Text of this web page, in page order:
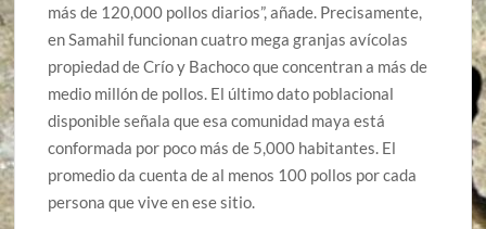
más de 120,000 pollos diarios”, añade. Precisamente,
en Samahil funcionan cuatro mega granjas avícolas
propiedad de Crío y Bachoco que concentran a más de
medio millón de pollos. El último dato poblacional
disponible señala que esa comunidad maya está
conformada por poco más de 5,000 habitantes. El
promedio da cuenta de al menos 100 pollos por cada
persona que vive en ese sitio.